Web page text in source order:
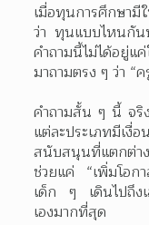
เมื่อทุนการศึกษา
ว่า ทุนแบบไหนกัน
คำถามนี้ไม่ได้อยู่แ
มาถามตรง ๆ ว่า
คำถามสั้น ๆ นี้ จริ
แต่ละประเภทมี
สนับสนุนที่แตกต่า
ช่วยแค่ “เพิ่มโอก
เด็ก ๆ เดินไปถึงเ
เองมากที่สุด